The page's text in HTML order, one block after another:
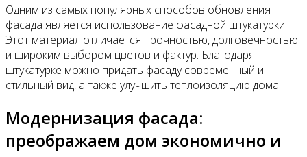
Одним из самых популярных способов обновления
фасада является использование фасадной штукатурки.
Этот материал отличается прочностью, долговечностью
и широким выбором цветов и фактур. Благодаря
штукатурке можно придать фасаду современный и
стильный вид, а также улучшить теплоизоляцию дома.
Модернизация фасада:
преображаем дом экономично и